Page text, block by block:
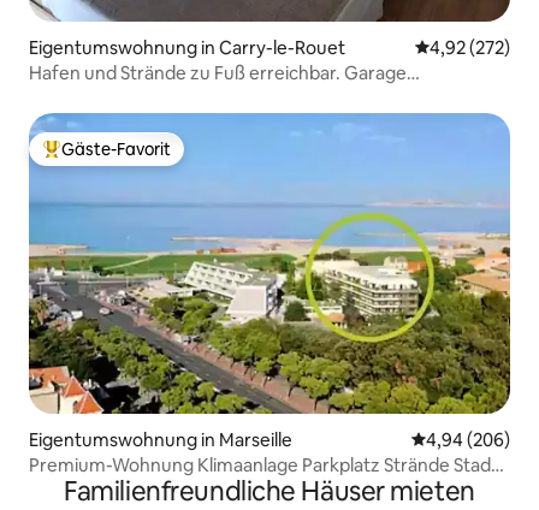
Eigentumswohnung in Carry-le-Rouet
4,92 (272)
Hafen und Strände zu Fuß erreichbar. Garage
Beliebter Gäste-Favorit.
Gäste-Favorit
Eigentumswohnung in Marseille
4,94 (206)
Premium-Wohnung Klimaanlage Parkplatz Strände Stade
Vélodrome
Familienfreundliche Häuser mieten